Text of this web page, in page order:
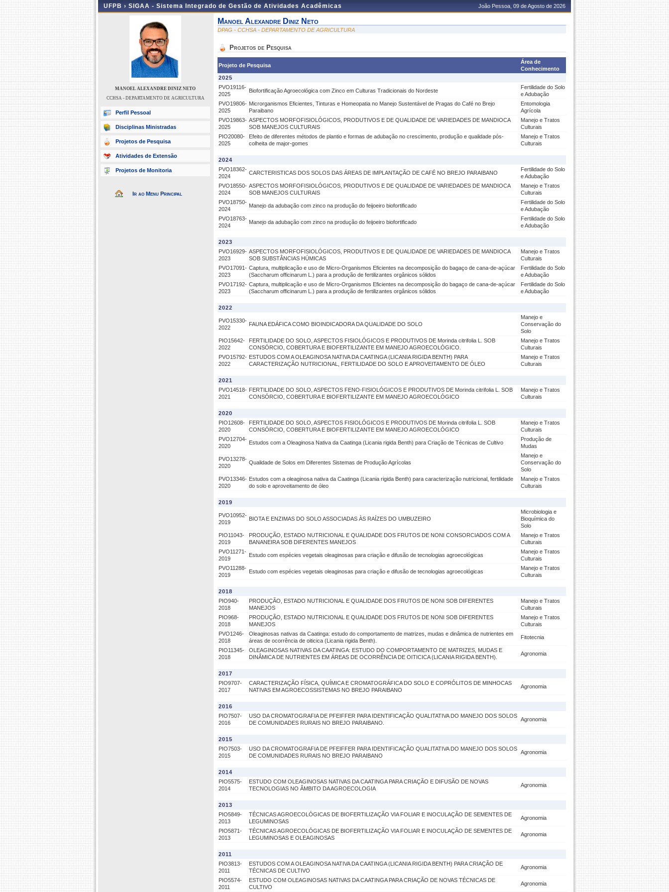
UFPB › SIGAA - Sistema Integrado de Gestão de Atividades Acadêmicas João Pessoa, 09 de Agosto de 2026
MANOEL ALEXANDRE DINIZ NETO
CCHSA - DEPARTAMENTO DE AGRICULTURA
Perfil Pessoal
Disciplinas Ministradas
Projetos de Pesquisa
Atividades de Extensão
Projetos de Monitoria
Ir ao Menu Principal
Manoel Alexandre Diniz Neto
DPAG - CCHSA - DEPARTAMENTO DE AGRICULTURA
Projetos de Pesquisa
Projeto de Pesquisa
Área de
Conhecimento
2025
PVO19116-
2025
Biofortificação Agroecológica com Zinco em Culturas Tradicionais do Nordeste
Fertilidade do Solo
e Adubação
PVO19806-
2025
Microrganismos Eficientes, Tinturas e Homeopatia no Manejo Sustentável de Pragas do Café no Brejo
Paraibano
Entomologia
Agrícola
PVO19863-
2025
ASPECTOS MORFOFISIOLÓGICOS, PRODUTIVOS E DE QUALIDADE DE VARIEDADES DE MANDIOCA
SOB MANEJOS CULTURAIS
Manejo e Tratos
Culturais
PIO20080-
2025
Efeito de diferentes métodos de plantio e formas de adubação no crescimento, produção e qualidade pós-
colheita de major-gomes
Manejo e Tratos
Culturais
2024
PVO18362-
2024
CARCTERISTICAS DOS SOLOS DAS ÁREAS DE IMPLANTAÇÃO DE CAFÉ NO BREJO PARAIBANO
Fertilidade do Solo
e Adubação
PVO18550-
2024
ASPECTOS MORFOFISIOLÓGICOS, PRODUTIVOS E DE QUALIDADE DE VARIEDADES DE MANDIOCA
SOB MANEJOS CULTURAIS
Manejo e Tratos
Culturais
PVO18750-
2024
Manejo da adubação com zinco na produção do feijoeiro biofortificado
Fertilidade do Solo
e Adubação
PVO18763-
2024
Manejo da adubação com zinco na produção do feijoeiro biofortificado
Fertilidade do Solo
e Adubação
2023
PVO16929-
2023
ASPECTOS MORFOFISIOLÓGICOS, PRODUTIVOS E DE QUALIDADE DE VARIEDADES DE MANDIOCA
SOB SUBSTÂNCIAS HÚMICAS
Manejo e Tratos
Culturais
PVO17091-
2023
Captura, multiplicação e uso de Micro-Organismos Eficientes na decomposição do bagaço de cana-de-açúcar
(Saccharum officinarum L.) para a produção de fertilizantes orgânicos sólidos
Fertilidade do Solo
e Adubação
PVO17192-
2023
Captura, multiplicação e uso de Micro-Organismos Eficientes na decomposição do bagaço de cana-de-açúcar
(Saccharum officinarum L.) para a produção de fertilizantes orgânicos sólidos
Fertilidade do Solo
e Adubação
2022
PVO15330-
2022
FAUNA EDÁFICA COMO BIOINDICADORA DA QUALIDADE DO SOLO
Manejo e
Conservação do
Solo
PIO15642-
2022
FERTILIDADE DO SOLO, ASPECTOS FISIOLÓGICOS E PRODUTIVOS DE Morinda citrifolia L. SOB
CONSÓRCIO, COBERTURA E BIOFERTILIZANTE EM MANEJO AGROECOLÓGICO.
Manejo e Tratos
Culturais
PVO15792-
2022
ESTUDOS COM A OLEAGINOSA NATIVA DA CAATINGA (LICANIA RIGIDA BENTH) PARA
CARACTERIZAÇÃO NUTRICIONAL, FERTILIDADE DO SOLO E APROVEITAMENTO DE ÓLEO
Manejo e Tratos
Culturais
2021
PVO14518-
2021
FERTILIDADE DO SOLO, ASPECTOS FENO-FISIOLÓGICOS E PRODUTIVOS DE Morinda citrifolia L. SOB
CONSÓRCIO, COBERTURA E BIOFERTILIZANTE EM MANEJO AGROECOLÓGICO
Manejo e Tratos
Culturais
2020
PIO12608-
2020
FERTILIDADE DO SOLO, ASPECTOS FISIOLÓGICOS E PRODUTIVOS DE Morinda citrifolia L. SOB
CONSÓRCIO, COBERTURA E BIOFERTILIZANTE EM MANEJO AGROECOLÓGICO
Manejo e Tratos
Culturais
PVO12704-
2020
Estudos com a Oleaginosa Nativa da Caatinga (Licania rigida Benth) para Criação de Técnicas de Cultivo
Produção de
Mudas
PVO13278-
2020
Qualidade de Solos em Diferentes Sistemas de Produção Agrícolas
Manejo e
Conservação do
Solo
PVO13346-
2020
Estudos com a oleaginosa nativa da Caatinga (Licania rigida Benth) para caracterização nutricional, fertilidade
do solo e aproveitamento de óleo
Manejo e Tratos
Culturais
2019
PVO10952-
2019
BIOTA E ENZIMAS DO SOLO ASSOCIADAS ÀS RAÍZES DO UMBUZEIRO
Microbiologia e
Bioquímica do
Solo
PIO11043-
2019
PRODUÇÃO, ESTADO NUTRICIONAL E QUALIDADE DOS FRUTOS DE NONI CONSORCIADOS COM A
BANANEIRA SOB DIFERENTES MANEJOS
Manejo e Tratos
Culturais
PVO11271-
2019
Estudo com espécies vegetais oleaginosas para criação e difusão de tecnologias agroecológicas
Manejo e Tratos
Culturais
PVO11288-
2019
Estudo com espécies vegetais oleaginosas para criação e difusão de tecnologias agroecológicas
Manejo e Tratos
Culturais
2018
PIO940-
2018
PRODUÇÃO, ESTADO NUTRICIONAL E QUALIDADE DOS FRUTOS DE NONI SOB DIFERENTES
MANEJOS
Manejo e Tratos
Culturais
PIO968-
2018
PRODUÇÃO, ESTADO NUTRICIONAL E QUALIDADE DOS FRUTOS DE NONI SOB DIFERENTES
MANEJOS
Manejo e Tratos
Culturais
PVO1246-
2018
Oleaginosas nativas da Caatinga: estudo do comportamento de matrizes, mudas e dinâmica de nutrientes em
áreas de ocorrência de oiticica (Licania rigida Benth).
Fitotecnia
PIO11345-
2018
OLEAGINOSAS NATIVAS DA CAATINGA: ESTUDO DO COMPORTAMENTO DE MATRIZES, MUDAS E
DINÂMICA DE NUTRIENTES EM ÁREAS DE OCORRÊNCIA DE OITICICA (LICANIA RIGIDA BENTH).
Agronomia
2017
PIO9707-
2017
CARACTERIZAÇÃO FÍSICA, QUÍMICA E CROMATOGRÁFICA DO SOLO E COPRÓLITOS DE MINHOCAS
NATIVAS EM AGROECOSSISTEMAS NO BREJO PARAIBANO
Agronomia
2016
PIO7507-
2016
USO DA CROMATOGRAFIA DE PFEIFFER PARA IDENTIFICAÇÃO QUALITATIVA DO MANEJO DOS SOLOS
DE COMUNIDADES RURAIS NO BREJO PARAIBANO.
Agronomia
2015
PIO7503-
2015
USO DA CROMATOGRAFIA DE PFEIFFER PARA IDENTIFICAÇÃO QUALITATIVA DO MANEJO DOS SOLOS
DE COMUNIDADES RURAIS NO BREJO PARAIBANO
Agronomia
2014
PIO5575-
2014
ESTUDO COM OLEAGINOSAS NATIVAS DA CAATINGA PARA CRIAÇÃO E DIFUSÃO DE NOVAS
TECNOLOGIAS NO ÂMBITO DA AGROECOLOGIA
Agronomia
2013
PIO5849-
2013
TÉCNICAS AGROECOLÓGICAS DE BIOFERTILIZAÇÃO VIA FOLIAR E INOCULAÇÃO DE SEMENTES DE
LEGUMINOSAS
Agronomia
PIO5871-
2013
TÉCNICAS AGROECOLÓGICAS DE BIOFERTILIZAÇÃO VIA FOLIAR E INOCULAÇÃO DE SEMENTES DE
LEGUMINOSAS E OLEAGINOSAS
Agronomia
2011
PIO3813-
2011
ESTUDOS COM A OLEAGINOSA NATIVA DA CAATINGA (LICANIA RIGIDA BENTH) PARA CRIAÇÃO DE
TÉCNICAS DE CULTIVO
Agronomia
PIO5574-
2011
ESTUDO COM OLEAGINOSAS NATIVAS DA CAATINGA PARA CRIAÇÃO DE NOVAS TÉCNICAS DE
CULTIVO
Agronomia